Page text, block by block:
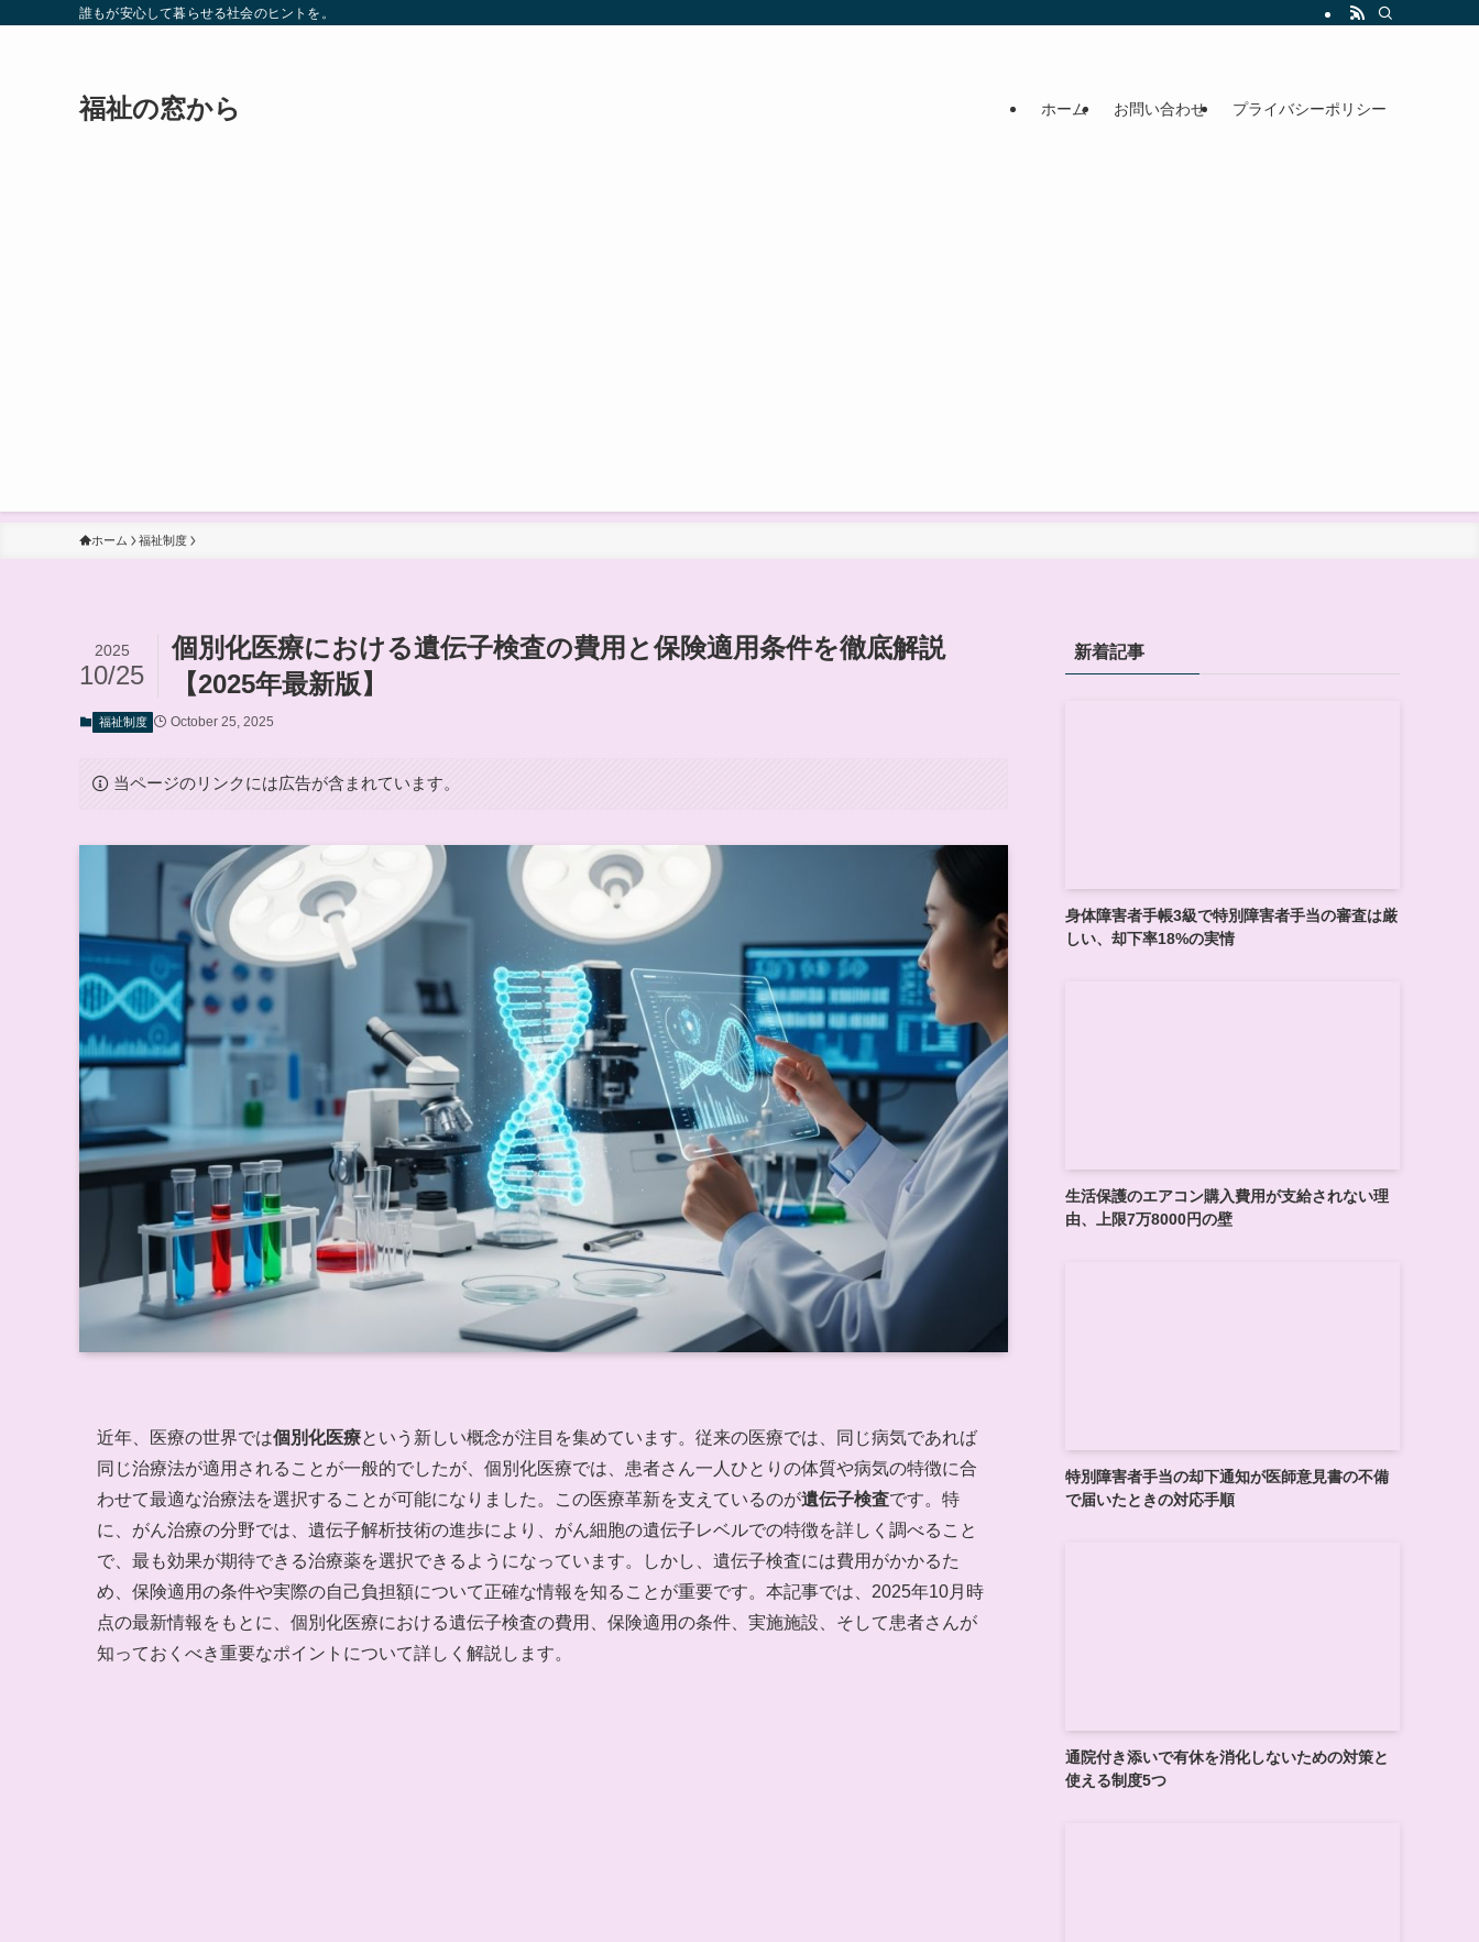
誰もが安心して暮らせる社会のヒントを。
福祉の窓から ホーム お問い合わせ プライバシーポリシー
ホーム 福祉制度
個別化医療における遺伝子検査の費用と保険適用条件を徹底解説
【2025年最新版】
2025
10/25
福祉制度 October 25, 2025
当ページのリンクには広告が含まれています。
近年、医療の世界では個別化医療という新しい概念が注目を集めています。従来の医療では、同じ病気であれば
同じ治療法が適用されることが一般的でしたが、個別化医療では、患者さん一人ひとりの体質や病気の特徴に合
わせて最適な治療法を選択することが可能になりました。この医療革新を支えているのが遺伝子検査です。特
に、がん治療の分野では、遺伝子解析技術の進歩により、がん細胞の遺伝子レベルでの特徴を詳しく調べること
で、最も効果が期待できる治療薬を選択できるようになっています。しかし、遺伝子検査には費用がかかるた
め、保険適用の条件や実際の自己負担額について正確な情報を知ることが重要です。本記事では、2025年10月時
点の最新情報をもとに、個別化医療における遺伝子検査の費用、保険適用の条件、実施施設、そして患者さんが
知っておくべき重要なポイントについて詳しく解説します。
新着記事
身体障害者手帳3級で特別障害者手当の審査は厳
しい、却下率18%の実情
生活保護のエアコン購入費用が支給されない理
由、上限7万8000円の壁
特別障害者手当の却下通知が医師意見書の不備
で届いたときの対応手順
通院付き添いで有休を消化しないための対策と
使える制度5つ